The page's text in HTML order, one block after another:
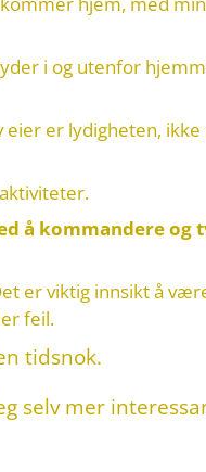
i og utenfor
eier er lydigheten,
å kommandere og
er viktig innsikt å
feil.
tidsnok.
selv mer